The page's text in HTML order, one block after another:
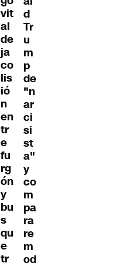
vit
al
de
ja
co
lis
ió
n
en
tr
e
fu
rg
ón
y
bu
s
qu
e
tr
d
Tr
u
m
p
de
"n
ar
ci
si
st
a"
y
co
m
pa
ra
re
m
od